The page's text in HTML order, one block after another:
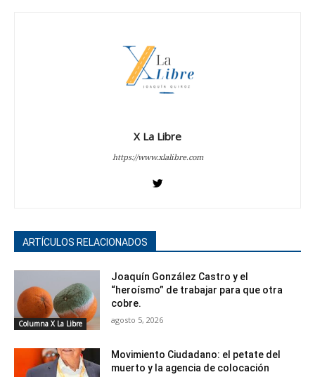
X La Libre
https://www.xlalibre.com
ARTÍCULOS RELACIONADOS
Columna X La Libre
Joaquín González Castro y el
“heroísmo” de trabajar para que otra
cobre.
agosto 5, 2026
Movimiento Ciudadano: el petate del
muerto y la agencia de colocación